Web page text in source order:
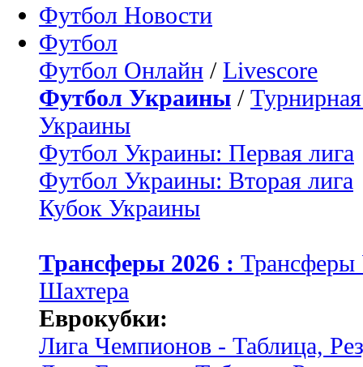
Футбол Новости
Футбол
Футбол Онлайн / Livescore
Футбол Украины /
Украины
Футбол Украины: Первая лига
Футбол Украины: Вторая лига
Кубок Украины
Трансферы 2026 :
Шахтера
Еврокубки:
Лига Чемпионов - Таблица,